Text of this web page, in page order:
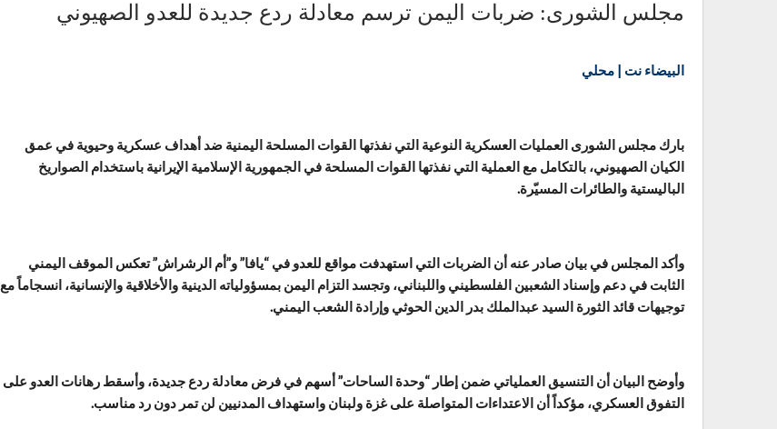
مجلس الشورى: ضربات اليمن ترسم معادلة ردع جديدة للعدو الصهيوني
البيضاء نت | محلي
بارك مجلس الشورى العمليات العسكرية النوعية التي نفذتها القوات المسلحة اليمنية ضد أهداف عسكرية وحيوية في عمق
الكيان الصهيوني، بالتكامل مع العملية التي نفذتها القوات المسلحة في الجمهورية الإسلامية الإيرانية باستخدام الصواريخ
الباليستية والطائرات المسيّرة.
وأكد المجلس في بيان صادر عنه أن الضربات التي استهدفت مواقع للعدو في “يافا” و”أم الرشراش” تعكس الموقف اليمني
الثابت في دعم وإسناد الشعبين الفلسطيني واللبناني، وتجسد التزام اليمن بمسؤولياته الدينية والأخلاقية والإنسانية، انسجاماً مع
توجيهات قائد الثورة السيد عبدالملك بدر الدين الحوثي وإرادة الشعب اليمني.
وأوضح البيان أن التنسيق العملياتي ضمن إطار “وحدة الساحات” أسهم في فرض معادلة ردع جديدة، وأسقط رهانات العدو على
التفوق العسكري، مؤكداً أن الاعتداءات المتواصلة على غزة ولبنان واستهداف المدنيين لن تمر دون رد مناسب.